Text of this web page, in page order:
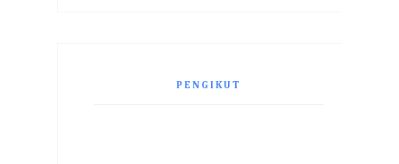
PENGIKUT